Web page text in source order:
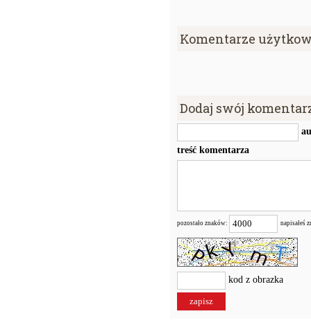
Komentarze
Dodaj swój
treść komentarza
pozostało znaków: napisałeś
kod z obrazka